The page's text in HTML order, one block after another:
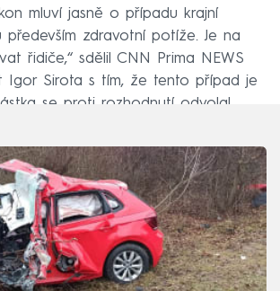
mluví jasně o případu krajní
především zdravotní potíže. Je na
řidiče,“ sdělil CNN Prima NEWS
Igor Sirota s tím, že tento případ je
se proti rozhodnutí odvolal.